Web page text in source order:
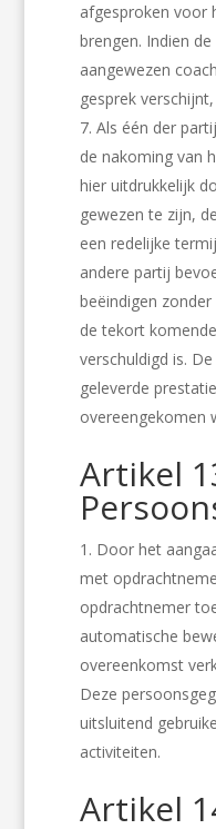
afgesproken voor
brengen. Indien
aangewezen
gesprek
Als één der
de nakoming van
hier uitdrukkelijk
gewezen te zijn,
een redelijke
andere partij
beëindigen
de tekort
verschuldigd is.
geleverde
overeengekomen
Artikel
Door het
met
opdrachtnemer
automatische
overeenkomst
Deze
uitsluitend
activiteiten.
Artikel